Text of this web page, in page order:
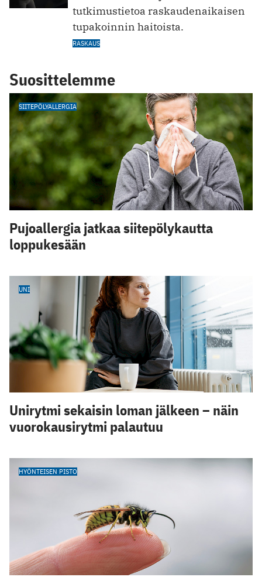
tutkimustietoa raskaudenaikaisen
tupakoinnin haitoista.
RASKAUS
Suosittelemme
SIITEPÖLYALLERGIA
Pujoallergia jatkaa siitepölykautta
loppukesään
UNI
Unirytmi sekaisin loman jälkeen – näin
vuorokausirytmi palautuu
HYÖNTEISEN PISTO